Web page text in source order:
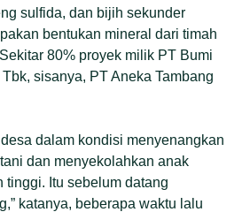
sulfida, dan bijih sekunder
bentukan mineral dari timah
80% proyek milik PT Bumi
sisanya, PT Aneka Tambang
dalam kondisi menyenangkan
dan menyekolahkan anak
tinggi. Itu sebelum datang
katanya, beberapa waktu lalu